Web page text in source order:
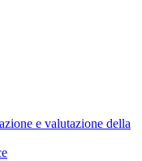
e valutazione della